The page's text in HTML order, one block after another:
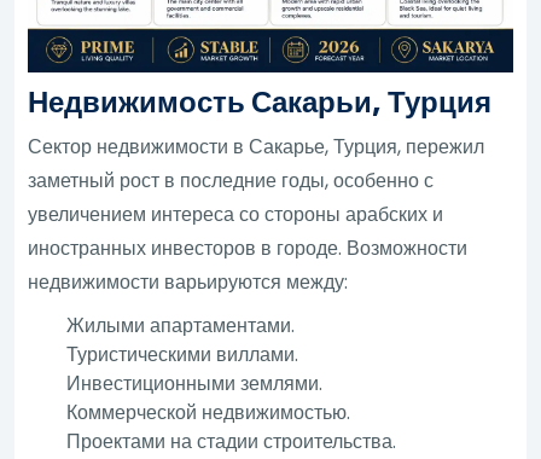
Недвижимость Сакарьи, Турция
Сектор недвижимости в Сакарье, Турция, пережил
заметный рост в последние годы, особенно с
увеличением интереса со стороны арабских и
иностранных инвесторов в городе. Возможности
недвижимости варьируются между:
Жилыми апартаментами.
Туристическими виллами.
Инвестиционными землями.
Коммерческой недвижимостью.
Проектами на стадии строительства.